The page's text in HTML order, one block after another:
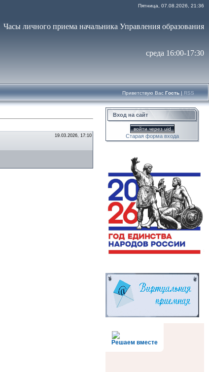
Пятница, 07.08.2026, 21:36
Часы личного приема начальника Управления образования
среда 16:00-17:30
Приветствую Вас Гость | RSS
19.03.2026, 17:10
Вход на сайт
войти через uid
Старая форма входа
Решаем вместе